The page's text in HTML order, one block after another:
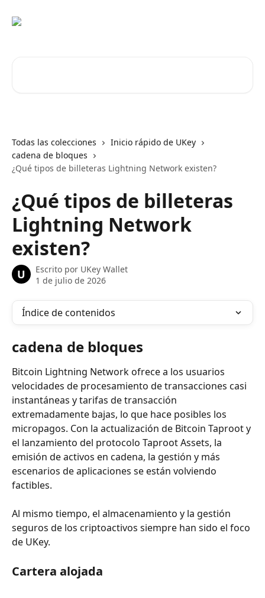
Todas las colecciones
Inicio rápido de UKey
cadena de bloques
¿Qué tipos de billeteras Lightning Network existen?
¿Qué tipos de billeteras
Lightning Network
existen?
U Escrito por UKey Wallet
1 de julio de 2026
Índice de contenidos
cadena de bloques
Bitcoin Lightning Network ofrece a los usuarios
velocidades de procesamiento de transacciones casi
instantáneas y tarifas de transacción
extremadamente bajas, lo que hace posibles los
micropagos. Con la actualización de Bitcoin Taproot y
el lanzamiento del protocolo Taproot Assets, la
emisión de activos en cadena, la gestión y más
escenarios de aplicaciones se están volviendo
factibles.
Al mismo tiempo, el almacenamiento y la gestión
seguros de los criptoactivos siempre han sido el foco
de UKey.
Cartera alojada